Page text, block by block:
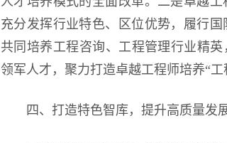
充分发挥行业特色、区位优势，履行
共同培养工程咨询、工程管理行业精
领军人才，聚力打造卓越工程师培养“工
四、打造特色智库，提升高质量发